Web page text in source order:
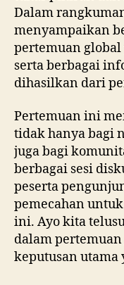
Dalam
menyampaikan
pertemuan global
serta berbagai
dihasilkan dari
Pertemuan ini
tidak hanya bagi
juga bagi
berbagai sesi
peserta
pemecahan
ini. Ayo kita
dalam
keputusan utama